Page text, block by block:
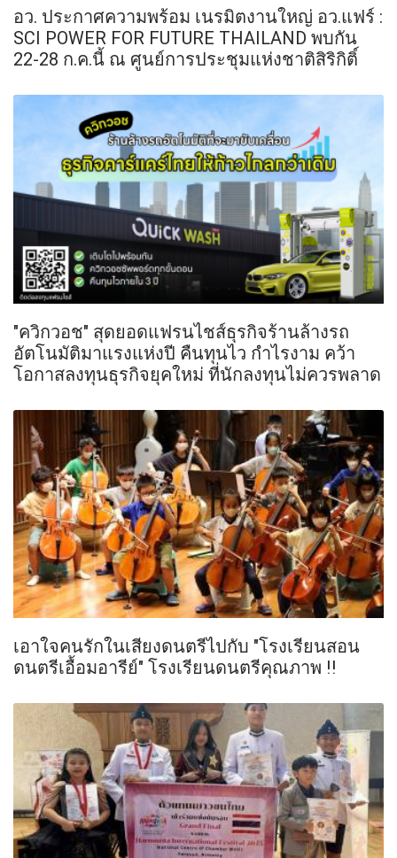
อว. ประกาศความพร้อม เนรมิตงานใหญ่ อว.แฟร์ :
SCI POWER FOR FUTURE THAILAND พบกัน
22-28 ก.ค.นี้ ณ ศูนย์การประชุมแห่งชาติสิริกิติ์
"ควิกวอช" สุดยอดแฟรนไชส์ธุรกิจร้านล้างรถ
อัตโนมัติมาแรงแห่งปี คืนทุนไว กำไรงาม คว้า
โอกาสลงทุนธุรกิจยุคใหม่ ที่นักลงทุนไม่ควรพลาด
เอาใจคนรักในเสียงดนตรีไปกับ "โรงเรียนสอน
ดนตรีเอื้อมอารีย์" โรงเรียนดนตรีคุณภาพ !!